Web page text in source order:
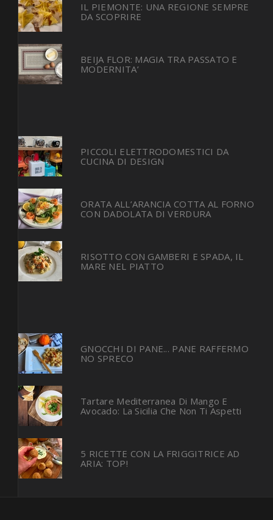
IL PIEMONTE: UNA REGIONE SEMPRE
DA SCOPRIRE
BEIJA FLOR: MAGIA TRA PASSATO E
MODERNITA’
PICCOLI ELETTRODOMESTICI DA
CUCINA DI DESIGN
ORATA ALL’ARANCIA COTTA AL FORNO
CON DADOLATA DI VERDURA
RISOTTO CON GAMBERI E SPADA, IL
MARE NEL PIATTO
GNOCCHI DI PANE... PANE RAFFERMO
NO SPRECO
Tartare Mediterranea Di Mango E
Avocado: La Sicilia Che Non Ti Aspetti
5 RICETTE CON LA FRIGGITRICE AD
ARIA: TOP!